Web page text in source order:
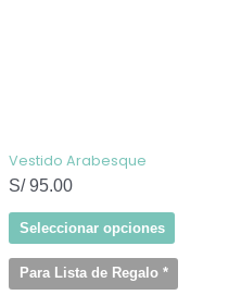
Vestido Arabesque
S/95.00
Seleccionar opciones
Para Lista de Regalo*